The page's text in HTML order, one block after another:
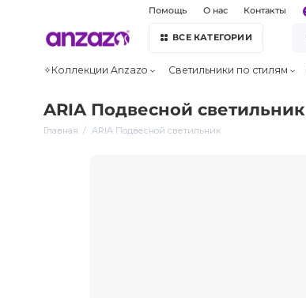
Помощь О нас Контакты
ВСЕ КАТЕГОРИИ
✧Коллекции Anzazo Светильники по стилям
ARIA Подвесной светильник
Главная ARIA Подвесной светильник